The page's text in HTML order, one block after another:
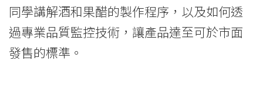
同學講解酒和果醋的製作程序，以及如何透
過專業品質監控技術，讓產品達至可於市面
發售的標準。